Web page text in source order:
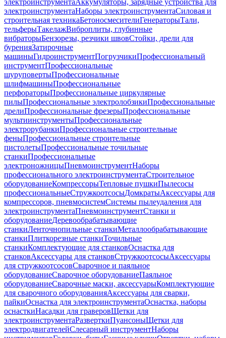
электроинструментаАккумуляторы, зарядные устройства для
электроинструментаНаборы электроинструментаСиловая и
строительная техникаБетоносмесителиГенераторыТали,
тельферыТакелажВиброплиты, глубинные
вибраторыБензорезы, резчики швовСтойки, дрели для
буренияЗатирочные
машиныГидроинструментПогрузчикиПрофессиональный
инструментПрофессиональные
шуруповертыПрофессиональные
шлифмашиныПрофессиональные
перфораторыПрофессиональные циркулярные
пилыПрофессиональные электролобзикиПрофессиональные
дрелиПрофессиональные фрезерыПрофессиональные
мультиинструментыПрофессиональные
электрорубанкиПрофессиональные строительные
феныПрофессиональные строительные
пистолетыПрофессиональные точильные
станкиПрофессиональные
электроножницыПневмоинструментНаборы
профессионального электроинструментаСтроительное
оборудованиеКомпрессорыТепловые пушкиПылесосы
профессиональныеСтружкоотсосыДомкратыАксессуары для
компрессоров, пневмосистемСистемы пылеудаления для
электроинструментаПневмоинструментСтанки и
оборудованиеДеревообрабатывающие
станкиЛенточнопильные станкиМеталлообрабатывающие
станкиПлиткорезные станкиТочильные
станкиКомплектующие для станковОснастка для
станковАксессуары для станковСтружкоотсосыАксессуары
для стружкоотсосовСварочное и паяльное
оборудованиеСварочное оборудованиеПаяльное
оборудованиеСварочные маски, аксессуарыКомплектующие
для сварочного оборудованияАксессуары для сварки,
пайкиОснастка для электроинструментаОснастка, наборы
оснасткиНасадки для граверовЩетки для
электроинструментаРазверткиПуансоныЩетки для
электродвигателейСлесарный инструментНаборы